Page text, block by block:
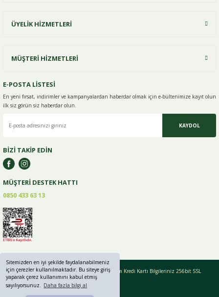
Sitemizden en iyi şekilde faydalanabilmeniz
için çerezler kullanılmaktadır. Bu siteye giriş
yaparak çerez kullanımını kabul etmiş
sayılıyorsunuz. Daha fazla bilgi al
ÜYELİK HİZMETLERİ
MÜŞTERİ HİZMETLERİ
E-POSTA LİSTESİ
En yeni fırsat, indirimler ve kampanyalardan haberdar olmak için e-bültenimize kayıt olun
ilk siz görün siz haberdar olun.
KAYDOL
BİZİ TAKİP EDİN
MÜŞTERİ DESTEK HATTI
0850 433 63 13
Copyright © 2019 - 2024 greenlifebaharat.com Tüm Kredi Kartı Bilgileriniz 256bit SSL
Sertifikası ile korunmaktadır.